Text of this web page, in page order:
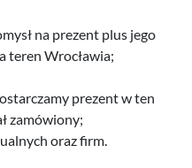
na prezent plus jego
teren Wrocławia;
prezent w ten
zamówiony;
oraz firm.